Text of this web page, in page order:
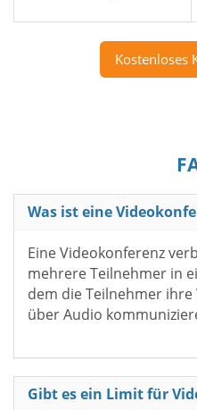
Kostenloses
Was ist eine
Eine Videokonferenz
mehrere Teilnehmer in
dem die Teilnehmer
über Audio
Gibt es ein Limit für